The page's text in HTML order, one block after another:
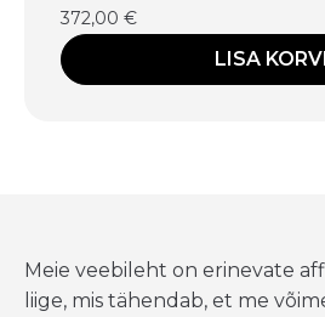
372,00 €
LISA KORVI
Meie veebileht on erinevate
liige, mis tähendab, et me